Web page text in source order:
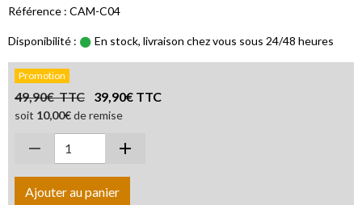
Référence : CAM-C04
Disponibilité : En stock, livraison chez vous sous 24/48 heures
Promotion
49,90€ TTC 39,90€ TTC
soit 10,00€de remise
Ajouter au panier